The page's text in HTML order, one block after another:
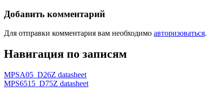
Добавить комментарий
Для отправки комментария вам необходимо авторизоваться.
Навигация по записям
MPSA05_D26Z datasheet
MPS6515_D75Z datasheet